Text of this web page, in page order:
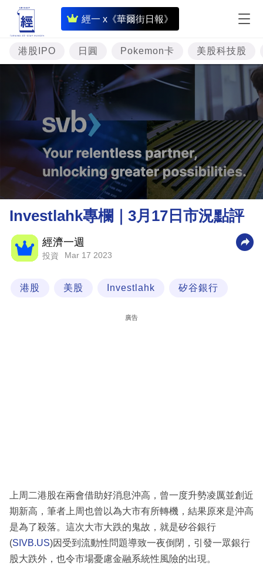
經一 x《華爾街日報》
即
時
財
經
專
題
投
市
理
財
商
業
技
閱
專
區
港股IPO 日圓 Pokemon卡 美股科技股
Investlahk專欄｜3月17日市況點評
經濟一週
投資 Mar 17 2023
港股 美股 Investlahk 矽谷銀行
廣告
上周二港股在兩會借助好消息沖高，曾一度升勢凌厲並創近
期新高，筆者上周也曾以為大市有所轉機，結果原來是沖高
是為了殺落。這次大市大跌的鬼故，就是矽谷銀行
(SIVB.US)因受到流動性問題導致一夜倒閉，引發一眾銀行
股大跌外，也令市場憂慮金融系統性風險的出現。